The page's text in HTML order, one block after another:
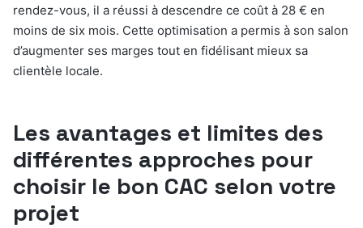
rendez-vous, il a réussi à descendre ce coût à 28 € en
moins de six mois. Cette optimisation a permis à son salon
d’augmenter ses marges tout en fidélisant mieux sa
clientèle locale.
Les avantages et limites des
différentes approches pour
choisir le bon CAC selon votre
projet